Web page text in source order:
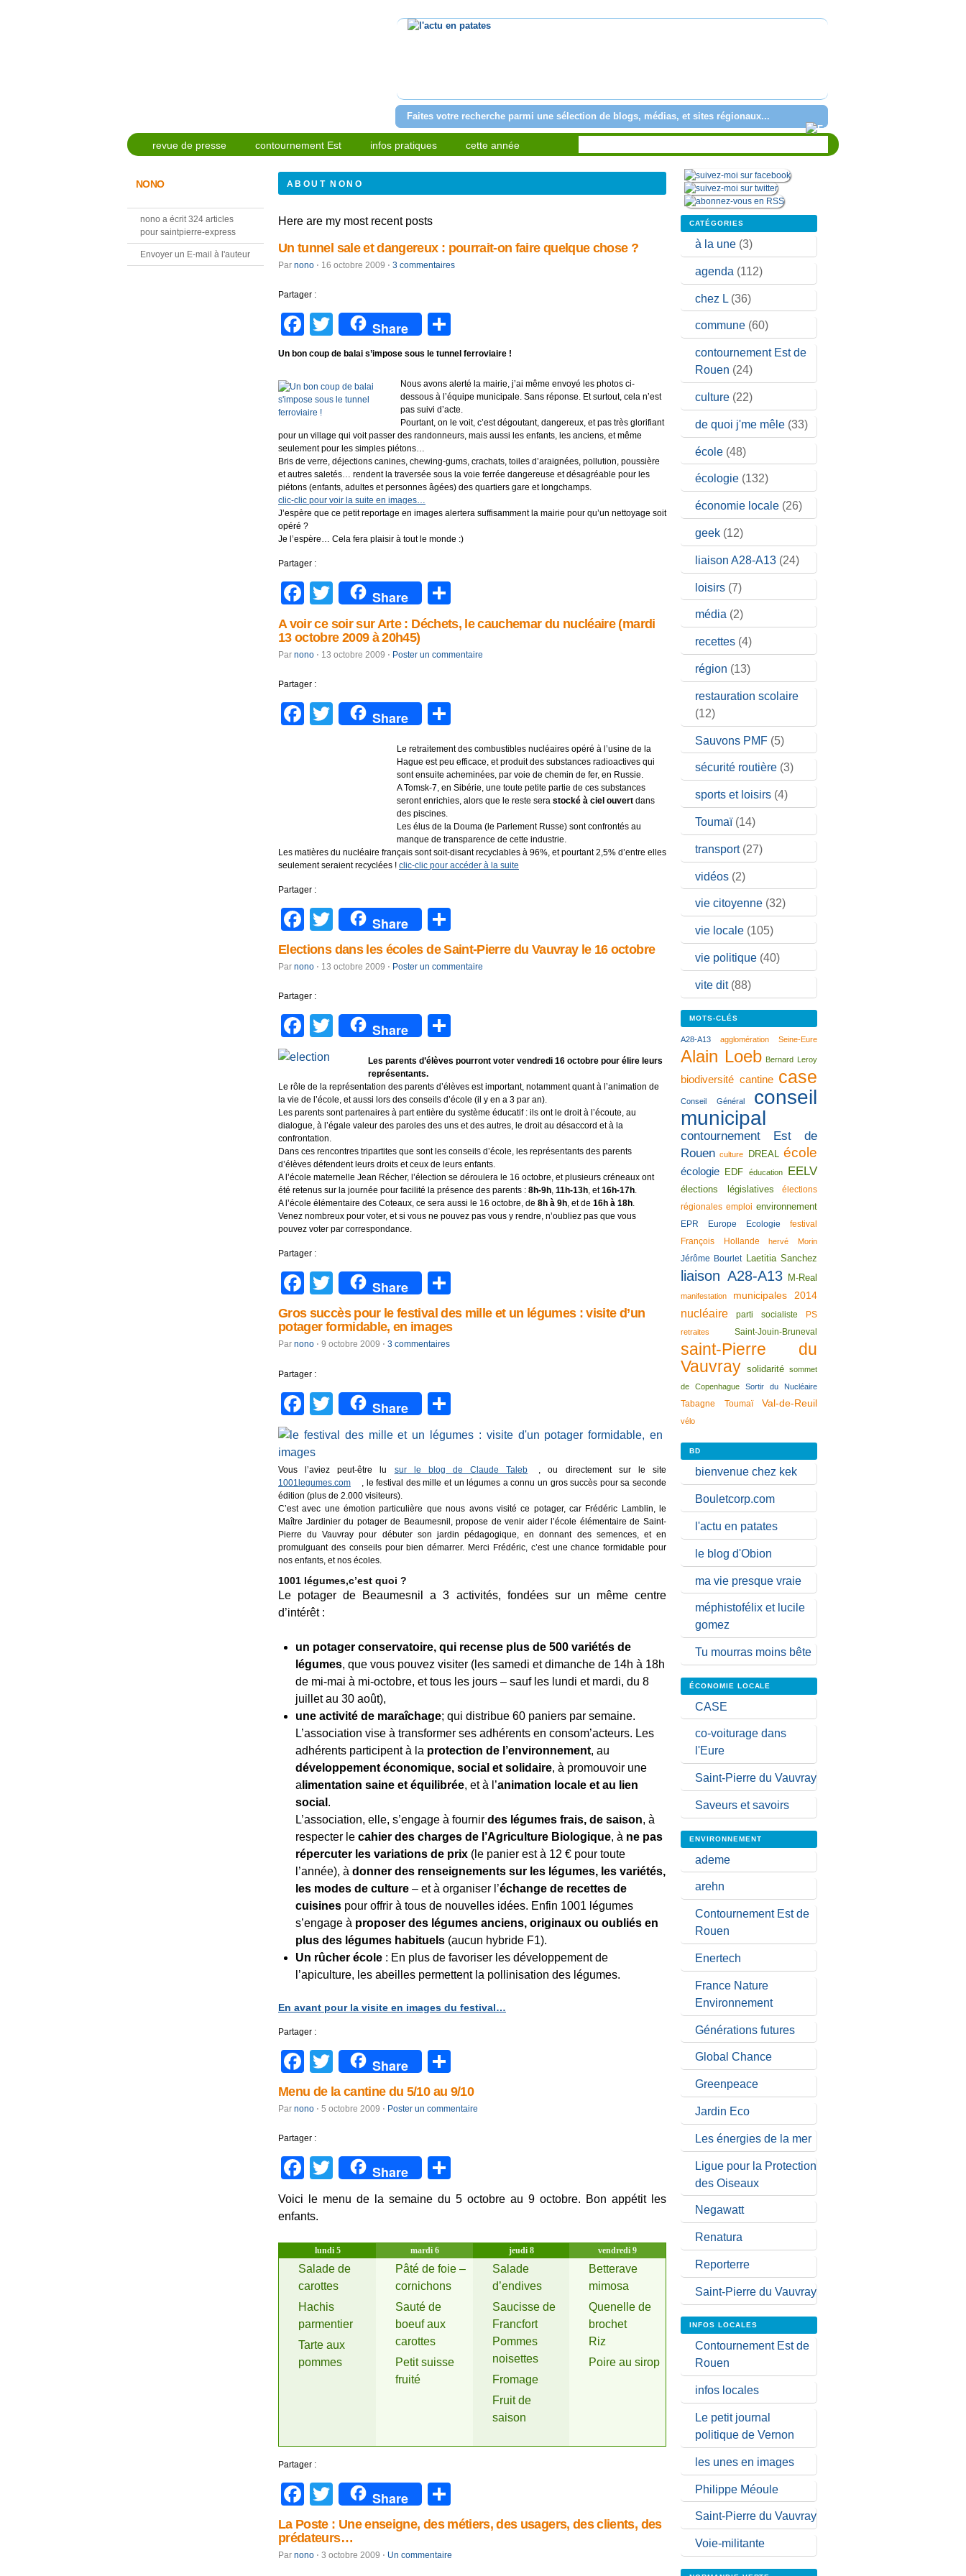
Faites votre recherche parmi une sélection de blogs, médias, et sites régionaux...
revue de presse contournement Est infos pratiques cette année
NONO
nono a écrit 324 articles
pour saintpierre-express
Envoyer un E-mail à l'auteur
ABOUT NONO
Here are my most recent posts
Un tunnel sale et dangereux : pourrait-on faire quelque chose ?
Par nono ⋅ 16 octobre 2009 ⋅ 3 commentaires
Partager :
Facebook
Twitter
Share
Un bon coup de balai s’impose sous le tunnel ferroviaire !
Nous avons alerté la mairie, j’ai même envoyé les photos ci-
dessous à l’équipe municipale. Sans réponse. Et surtout, cela n’est
pas suivi d’acte.
Pourtant, on le voit, c’est dégoutant, dangereux, et pas très glorifiant
pour un village qui voit passer des randonneurs, mais aussi les enfants, les anciens, et même
seulement pour les simples piétons…
Bris de verre, déjections canines, chewing-gums, crachats, toiles d’araignées, pollution, poussière
et autres saletés… rendent la traversée sous la voie ferrée dangereuse et désagréable pour les
piétons (enfants, adultes et personnes âgées) des quartiers gare et longchamps.
clic-clic pour voir la suite en images…
J’espère que ce petit reportage en images alertera suffisamment la mairie pour qu’un nettoyage soit
opéré ?
Je l’espère… Cela fera plaisir à tout le monde :)
Partager :
Facebook
Twitter
Share
A voir ce soir sur Arte : Déchets, le cauchemar du nucléaire (mardi
13 octobre 2009 à 20h45)
Par nono ⋅ 13 octobre 2009 ⋅ Poster un commentaire
Partager :
Facebook
Twitter
Share
Le retraitement des combustibles nucléaires opéré à l’usine de la
Hague est peu efficace, et produit des substances radioactives qui
sont ensuite acheminées, par voie de chemin de fer, en Russie.
A Tomsk-7, en Sibérie, une toute petite partie de ces substances
seront enrichies, alors que le reste sera stocké à ciel ouvert dans
des piscines.
Les élus de la Douma (le Parlement Russe) sont confrontés au
manque de transparence de cette industrie.
Les matières du nucléaire français sont soit-disant recyclables à 96%, et pourtant 2,5% d’entre elles
seulement seraient recyclées ! clic-clic pour accéder à la suite
Partager :
Facebook
Twitter
Share
Elections dans les écoles de Saint-Pierre du Vauvray le 16 octobre
Par nono ⋅ 13 octobre 2009 ⋅ Poster un commentaire
Partager :
Facebook
Twitter
Share
Les parents d’élèves pourront voter vendredi 16 octobre pour élire leurs
représentants.
Le rôle de la représentation des parents d’élèves est important, notamment quant à l’animation de
la vie de l’école, et aussi lors des conseils d’école (il y en a 3 par an).
Les parents sont partenaires à part entière du système éducatif : ils ont le droit à l’écoute, au
dialogue, à l’égale valeur des paroles des uns et des autres, le droit au désaccord et à la
confrontation.
Dans ces rencontres tripartites que sont les conseils d’école, les représentants des parents
d’élèves défendent leurs droits et ceux de leurs enfants.
A l’école maternelle Jean Récher, l’élection se déroulera le 16 octobre, et plusieurs créneaux ont
été retenus sur la journée pour facilité la présence des parents : 8h-9h, 11h-13h, et16h-17h.
A l’école élémentaire des Coteaux, ce sera aussi le 16 octobre, de 8h à 9h, et de 16h à 18h.
Venez nombreux pour voter, et si vous ne pouvez pas vous y rendre, n’oubliez pas que vous
pouvez voter par correspondance.
Partager :
Facebook
Twitter
Share
Gros succès pour le festival des mille et un légumes : visite d’un
potager formidable, en images
Par nono ⋅ 9 octobre 2009 ⋅ 3 commentaires
Partager :
Facebook
Twitter
Share
Vous l’aviez peut-être lu sur le blog de Claude Taleb
, ou directement sur le site
1001legumes.com
, le festival des mille et un légumes a connu un gros succès pour sa seconde
édition (plus de 2.000 visiteurs).
C’est avec une émotion particulière que nous avons visité ce potager, car Frédéric Lamblin, le
Maître Jardinier du potager de Beaumesnil, propose de venir aider l’école élémentaire de Saint-
Pierre du Vauvray pour débuter son jardin pédagogique, en donnant des semences, et en
promulguant des conseils pour bien démarrer. Merci Frédéric, c’est une chance formidable pour
nos enfants, et nos écoles.
1001 légumes,c’est quoi ?
Le potager de Beaumesnil a 3 activités, fondées sur un même centre
d’intérêt :
un potager conservatoire, qui recense plus de 500 variétés de
légumes, que vous pouvez visiter (les samedi et dimanche de 14h à 18h
de mi-mai à mi-octobre, et tous les jours – sauf les lundi et mardi, du 8
juillet au 30 août),
une activité de maraîchage; qui distribue 60 paniers par semaine.
L’association vise à transformer ses adhérents en consom’acteurs. Les
adhérents participent à la protection de l’environnement, au
développement économique, social et solidaire, à promouvoir une
a limentation saine et équilibrée, et à l’animation locale et au lien
social .
L’association, elle, s’engage à fournir des légumes frais, de saison, à
respecter le cahier des charges de l’Agriculture Biologique, à ne pas
répercuter les variations de prix (le panier est à 12 € pour toute
l’année), à donner des renseignements sur les légumes, les variétés,
les modes de culture – et à organiser l’échange de recettes de
cuisines pour offrir à tous de nouvelles idées. Enfin 1001 légumes
s’engage à proposer des légumes anciens, originaux ou oubliés en
plus des légumes habituels (aucun hybride F1).
Un rûcher école : En plus de favoriser les développement de
l’apiculture, les abeilles permettent la pollinisation des légumes.
En avant pour la visite en images du festival…
Partager :
Facebook
Twitter
Share
Menu de la cantine du 5/10 au 9/10
Par nono ⋅ 5 octobre 2009 ⋅ Poster un commentaire
Partager :
Facebook
Twitter
Share
Voici le menu de la semaine du 5 octobre au 9 octobre. Bon appétit les
enfants.
lundi 5 mardi 6 jeudi 8 vendredi 9
Salade de
carottes
Hachis
parmentier
Tarte aux
pommes
Pâté de foie –
cornichons
Sauté de
boeuf aux
carottes
Petit suisse
fruité
Salade
d’endives
Saucisse de
Francfort
Pommes
noisettes
Fromage
Fruit de
saison
Betterave
mimosa
Quenelle de
brochet
Riz
Poire au sirop
Partager :
Facebook
Twitter
Share
La Poste : Une enseigne, des métiers, des usagers, des clients, des
prédateurs…
Par nono ⋅ 3 octobre 2009 ⋅ Un commentaire
CATÉGORIES
à la une (3)
agenda (112)
chez L (36)
commune (60)
contournement Est de
Rouen (24)
culture (22)
de quoi j'me mêle (33)
école (48)
écologie (132)
économie locale (26)
geek (12)
liaison A28-A13 (24)
loisirs (7)
média (2)
recettes (4)
région (13)
restauration scolaire
(12)
Sauvons PMF (5)
sécurité routière (3)
sports et loisirs (4)
Toumaï(14)
transport(27)
vidéos (2)
vie citoyenne (32)
vie locale (105)
vie politique (40)
vite dit(88)
MOTS-CLÉS
A28-A13 agglomération Seine-Eure
Alain Loeb Bernard Leroy
biodiversité cantine case
Conseil Général
conseil
municipal
contournement Est de
Rouen culture DREAL école
écologie EDF éducation EELV
élections législatives
élections
régionales emploi environnement
EPR Europe Ecologie
festival
François Hollande
hervé Morin
Jérôme Bourlet Laetitia Sanchez
liaison A28-A13 M-Real
manifestation municipales 2014
nucléaire parti socialiste PS
retraites Saint-Jouin-Bruneval
saint-Pierre du
Vauvray solidarité
sommet
de Copenhague
Sortir du Nucléaire
Tabagne Toumaï Val-de-Reuil
vélo
BD
bienvenue chez kek
Bouletcorp.com
l'actu en patates
le blog d'Obion
ma vie presque vraie
méphistofélix et lucile
gomez
Tu mourras moins bête
ÉCONOMIE LOCALE
CASE
co-voiturage dans
l'Eure
Saint-Pierre du Vauvray
Saveurs et savoirs
ENVIRONNEMENT
ademe
arehn
Contournement Est de
Rouen
Enertech
France Nature
Environnement
Générations futures
Global Chance
Greenpeace
Jardin Eco
Les énergies de la mer
Ligue pour la Protection
des Oiseaux
Negawatt
Renatura
Reporterre
Saint-Pierre du Vauvray
INFOS LOCALES
Contournement Est de
Rouen
infos locales
Le petit journal
politique de Vernon
les unes en images
Philippe Méoule
Saint-Pierre du Vauvray
Voie-militante